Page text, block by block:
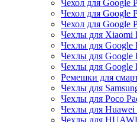
Чехол для Google
Чехол для Google
Чехол для Google
Чехлы для Xiaomi
Чехлы для Google
Чехлы для Google
Чехлы для Google
Ремешки для
Чехлы для
Чехлы для Poco
Чехлы для Huawei
Чехлы для